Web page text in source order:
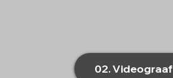
02. Videograaf